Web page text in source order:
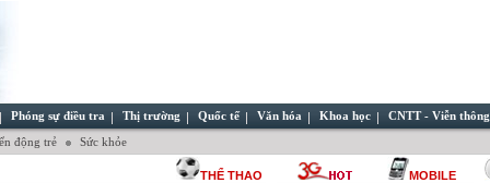
Phóng sự điều tra Thị trường Quốc tế Văn hóa Khoa học CNTT - Viễn thông
động trẻ Sức khỏe
THỂ THAO MOBILE